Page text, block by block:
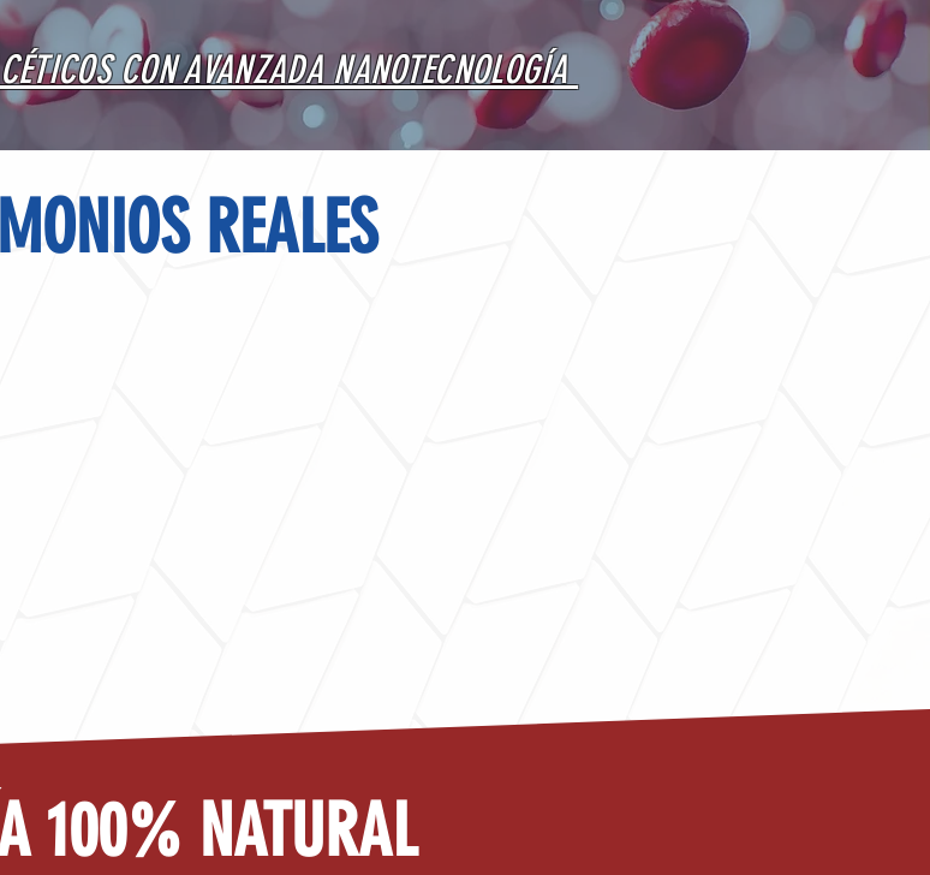
CON AVANZADA NANOTECNOLOGÍA
REALES
100% NATURAL